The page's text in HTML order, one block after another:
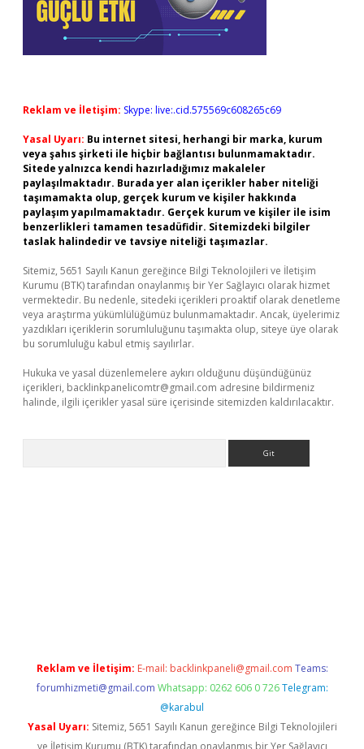
Reklam ve İletişim: Skype: live:.cid.575569c608265c69
Yasal Uyarı: Bu internet sitesi, herhangi bir marka, kurum
veya şahıs şirketi ile hiçbir bağlantısı bulunmamaktadır.
Sitede yalnızca kendi hazırladığımız makaleler
paylaşılmaktadır. Burada yer alan içerikler haber niteliği
taşımamakta olup, gerçek kurum ve kişiler hakkında
paylaşım yapılmamaktadır. Gerçek kurum ve kişiler ile isim
benzerlikleri tamamen tesadüfidir. Sitemizdeki bilgiler
taslak halindedir ve tavsiye niteliği taşımazlar.
Sitemiz, 5651 Sayılı Kanun gereğince Bilgi Teknolojileri ve İletişim
Kurumu (BTK) tarafından onaylanmış bir Yer Sağlayıcı olarak hizmet
vermektedir. Bu nedenle, sitedeki içerikleri proaktif olarak denetleme
veya araştırma yükümlülüğümüz bulunmamaktadır. Ancak, üyelerimiz
yazdıkları içeriklerin sorumluluğunu taşımakta olup, siteye üye olarak
bu sorumluluğu kabul etmiş sayılırlar.
Hukuka ve yasal düzenlemelere aykırı olduğunu düşündüğünüz
içerikleri, backlinkpanelicomtr@gmail.com adresine bildirmeniz
halinde, ilgili içerikler yasal süre içerisinde sitemizden kaldırılacaktır.
Reklam ve İletişim: E-mail: backlinkpaneli@gmail.com Teams:
forumhizmeti@gmail.com Whatsapp: 0262 606 0 726 Telegram:
@karabul
Yasal Uyarı: Sitemiz, 5651 Sayılı Kanun gereğince Bilgi Teknolojileri
ve İletişim Kurumu (BTK) tarafından onaylanmış bir Yer Sağlayıcı